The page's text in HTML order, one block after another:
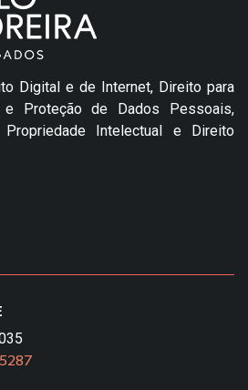
Digital e de Internet, Direito para
e Proteção de Dados Pessoais,
Intelectual e Direito